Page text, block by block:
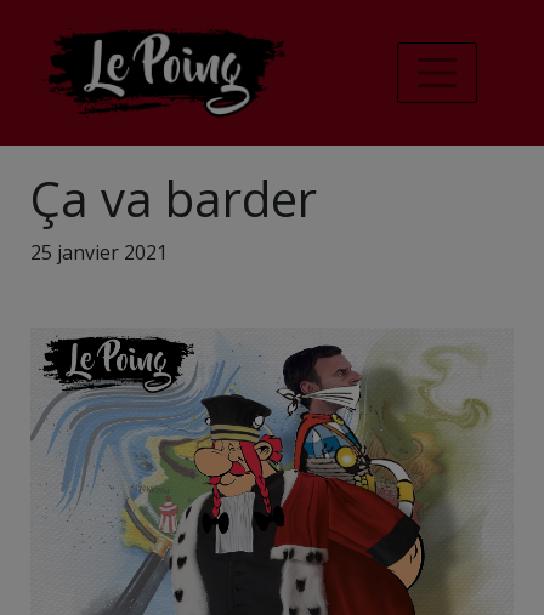
Ça va barder
25 janvier 2021